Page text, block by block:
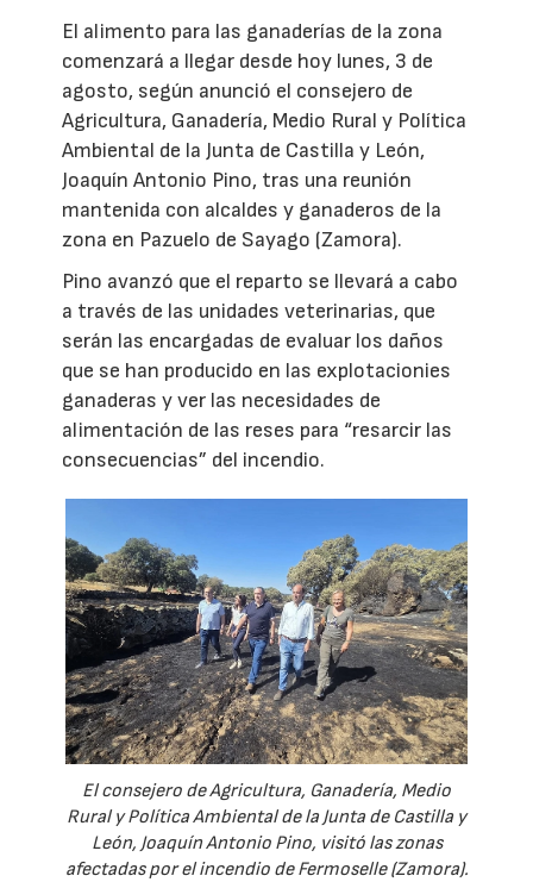
El alimento para las ganaderías de la zona
comenzará a llegar desde hoy lunes, 3 de
agosto, según anunció el consejero de
Agricultura, Ganadería, Medio Rural y Política
Ambiental de la Junta de Castilla y León,
Joaquín Antonio Pino, tras una reunión
mantenida con alcaldes y ganaderos de la
zona en Pazuelo de Sayago (Zamora).
Pino avanzó que el reparto se llevará a cabo
a través de las unidades veterinarias, que
serán las encargadas de evaluar los daños
que se han producido en las explotacionies
ganaderas y ver las necesidades de
alimentación de las reses para “resarcir las
consecuencias” del incendio.
El consejero de Agricultura, Ganadería, Medio
Rural y Política Ambiental de la Junta de Castilla y
León, Joaquín Antonio Pino, visitó las zonas
afectadas por el incendio de Fermoselle (Zamora).